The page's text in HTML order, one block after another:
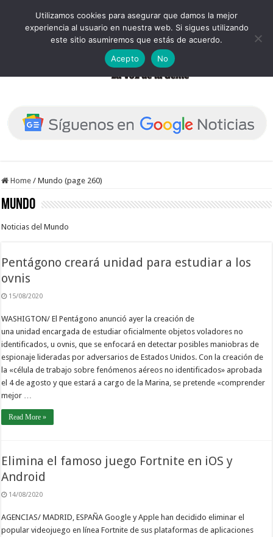
Home / Mundo (page 260)
Mundo
Noticias del Mundo
Pentágono creará unidad para estudiar a los
ovnis
15/08/2020
WASHIGTON/ El Pentágono anunció ayer la creación de
una unidad encargada de estudiar oficialmente objetos voladores no
identificados, u ovnis, que se enfocará en detectar posibles maniobras de
espionaje lideradas por adversarios de Estados Unidos. Con la creación de
la «célula de trabajo sobre fenómenos aéreos no identificados» aprobada
el 4 de agosto y que estará a cargo de la Marina, se pretende «comprender
mejor …
Read More »
Elimina el famoso juego Fortnite en iOS y
Android
14/08/2020
AGENCIAS/ MADRID, ESPAÑA Google y Apple han decidido eliminar el
popular videojuego en línea Fortnite de sus plataformas de aplicaciones
Utilizamos cookies para asegurar que damos la mejor
experiencia al usuario en nuestra web. Si sigues utilizando
este sitio asumiremos que estás de acuerdo.
Acepto
No